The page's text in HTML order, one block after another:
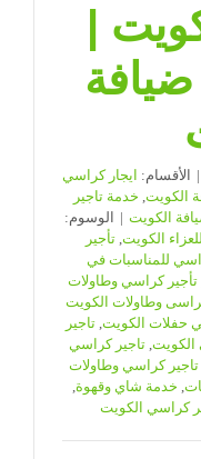
|
ضيافة
| الأقسام: ايجار كراسي
, خدمة تاجير
|
الوسوم:
الكويت,تأجير
للمناسبات في
تأجير كراسي وطاولات
وطاولات الكويت
حفلات الكويت, تاجير
الكويت,تاجير كراسي
تاجير كراسي وطاولات
, خدمة شاي وقهوة,
كراسي الكويت